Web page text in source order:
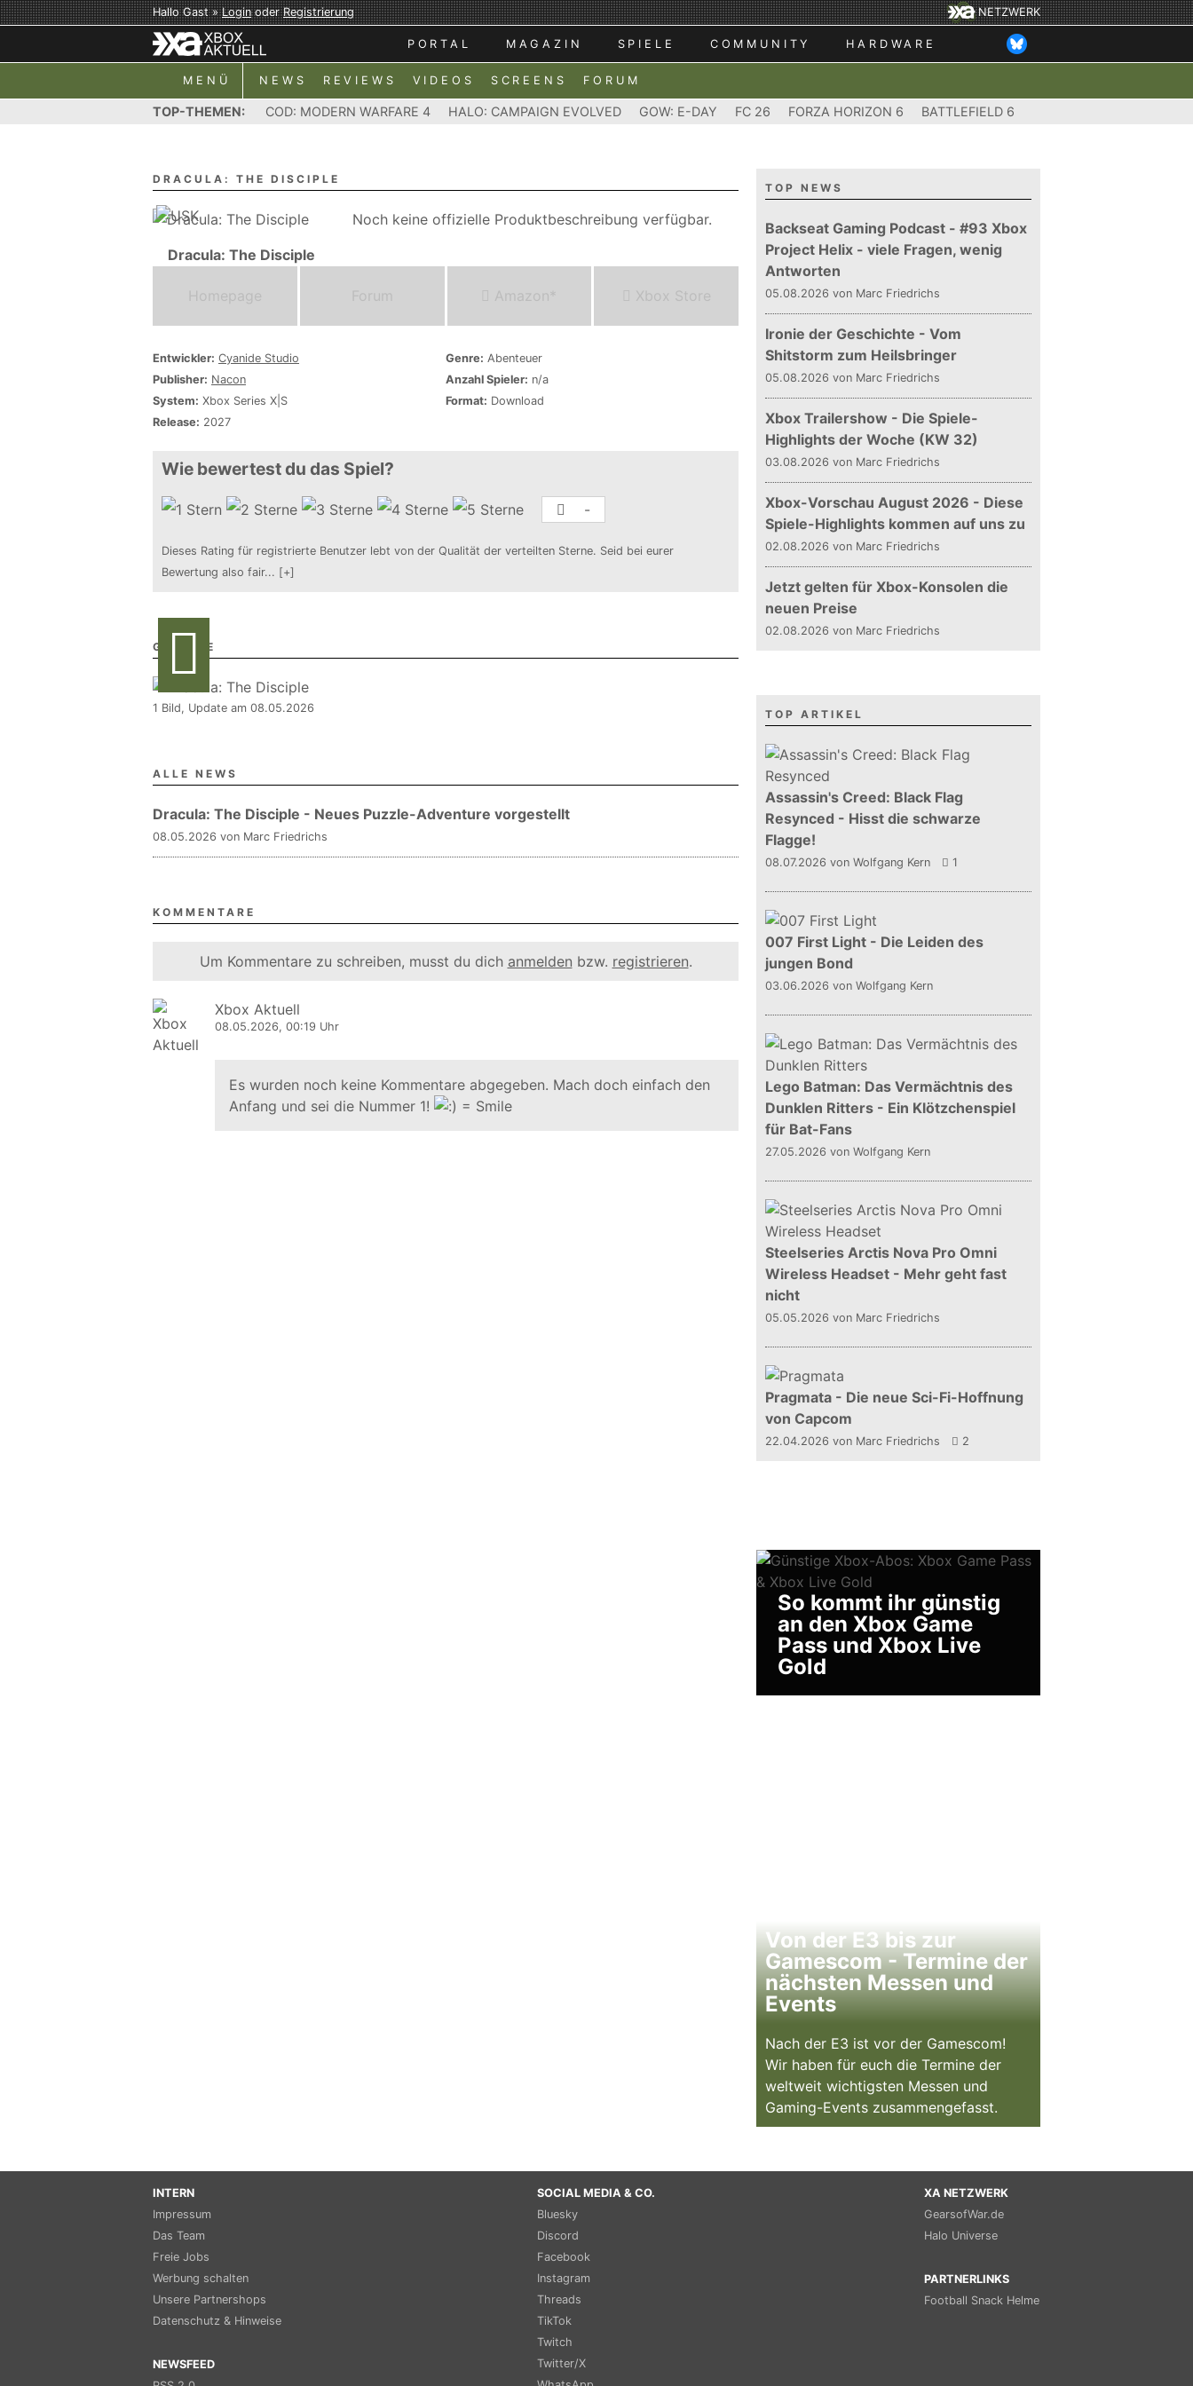
Hallo Gast »LoginoderRegistrierung NETZWERK
PORTAL MAGAZIN SPIELE COMMUNITY HARDWARE
MENÜ NEWS REVIEWS VIDEOS SCREENS FORUM
TOP-THEMEN: COD: MODERN WARFARE 4 HALO: CAMPAIGN EVOLVED GOW: E-DAY FC 26 FORZA HORIZON 6 BATTLEFIELD 6
DRACULA: THE DISCIPLE
Dracula: The Disciple
Noch keine offizielle Produktbeschreibung verfügbar.
Homepage Forum Amazon* Xbox Store
Entwickler: Cyanide Studio
Publisher: Nacon
System: Xbox Series X|S
Genre: Abenteuer
Anzahl Spieler: n/a
Format: Download
Release: 2027
Wie bewertest du das Spiel?
-
Dieses Rating für registrierte Benutzer lebt von der Qualität der verteilten Sterne. Seid bei eurer
Bewertung also fair... [+]
GALERIE
1 Bild, Update am 08.05.2026
ALLE NEWS
Dracula: The Disciple - Neues Puzzle-Adventure vorgestellt
08.05.2026 von Marc Friedrichs
KOMMENTARE
Um Kommentare zu schreiben, musst du dich anmelden bzw. registrieren.
Xbox Aktuell
08.05.2026, 00:19 Uhr
Es wurden noch keine Kommentare abgegeben. Mach doch einfach den
Anfang und sei die Nummer 1!
TOP NEWS
Backseat Gaming Podcast - #93 Xbox
Project Helix - viele Fragen, wenig
Antworten
05.08.2026 von Marc Friedrichs
Ironie der Geschichte - Vom
Shitstorm zum Heilsbringer
05.08.2026 von Marc Friedrichs
Xbox Trailershow - Die Spiele-
Highlights der Woche (KW 32)
03.08.2026 von Marc Friedrichs
Xbox-Vorschau August 2026 - Diese
Spiele-Highlights kommen auf uns zu
02.08.2026 von Marc Friedrichs
Jetzt gelten für Xbox-Konsolen die
neuen Preise
02.08.2026 von Marc Friedrichs
TOP ARTIKEL
Assassin's Creed: Black Flag
Resynced - Hisst die schwarze
Flagge!
08.07.2026 von Wolfgang Kern 1
007 First Light - Die Leiden des
jungen Bond
03.06.2026 von Wolfgang Kern
Lego Batman: Das Vermächtnis des
Dunklen Ritters - Ein Klötzchenspiel
für Bat-Fans
27.05.2026 von Wolfgang Kern
Steelseries Arctis Nova Pro Omni
Wireless Headset - Mehr geht fast
nicht
05.05.2026 von Marc Friedrichs
Pragmata - Die neue Sci-Fi-Hoffnung
von Capcom
22.04.2026 von Marc Friedrichs 2
So kommt ihr günstig
an den Xbox Game
Pass und Xbox Live
Gold
Von der E3 bis zur
Gamescom - Termine der
nächsten Messen und
Events
Nach der E3 ist vor der Gamescom!
Wir haben für euch die Termine der
weltweit wichtigsten Messen und
Gaming-Events zusammengefasst.
INTERN
Impressum
Das Team
Freie Jobs
Werbung schalten
Unsere Partnershops
Datenschutz & Hinweise
NEWSFEED
SOCIAL MEDIA & CO.
Bluesky
Discord
Facebook
Instagram
Threads
TikTok
Twitch
Twitter/X
XA NETZWERK
GearsofWar.de
Halo Universe
PARTNERLINKS
Football Snack Helme